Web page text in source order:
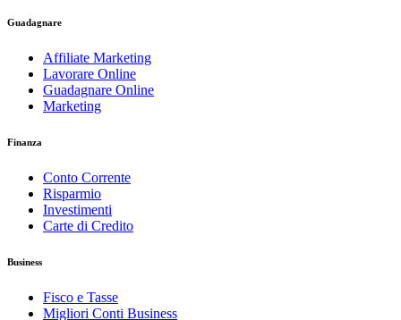
Guadagnare
Affiliate Marketing
Lavorare Online
Guadagnare Online
Marketing
Finanza
Conto Corrente
Risparmio
Investimenti
Carte di Credito
Business
Fisco e Tasse
Migliori Conti Business